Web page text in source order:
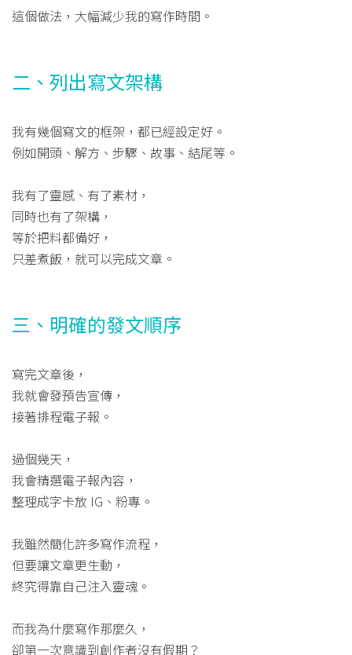
這個做法，大幅減少我的寫作時間。
二、列出寫文架構
我有幾個寫文的框架，都已經設定好。
例如開頭、解方、步驟、故事、結尾等。
我有了靈感、有了素材，
同時也有了架構，
等於把料都備好，
只差煮飯，就可以完成文章。
三、明確的發文順序
寫完文章後，
我就會發預告宣傳，
接著排程電子報。
過個幾天，
我會精選電子報內容，
整理成字卡放 IG、粉專。
我雖然簡化許多寫作流程，
但要讓文章更生動，
終究得靠自己注入靈魂。
而我為什麼寫作那麼久，
卻第一次意識到創作者沒有假期？